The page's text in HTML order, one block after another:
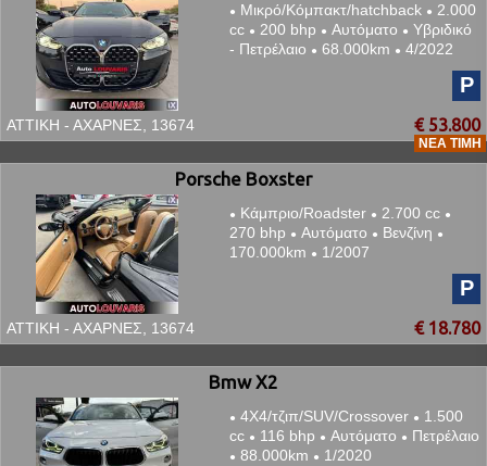
ΝΈΑ ΤΙΜΉ
● Μικρό/Κόμπακτ/hatchback ● 2.000
cc ● 200 bhp ● Αυτόματο ● Υβριδικό
- Πετρέλαιο ● 68.000km ● 4/2022
P
ΑΤΤΙΚΗ - ΑΧΑΡΝΕΣ, 13674 € 53.800
Porsche Boxster
● Κάμπριο/Roadster ● 2.700 cc ●
270 bhp ● Αυτόματο ● Βενζίνη ●
170.000km ● 1/2007
P
ΑΤΤΙΚΗ - ΑΧΑΡΝΕΣ, 13674 € 18.780
Bmw X2
● 4Χ4/τζιπ/SUV/Crossover ● 1.500
cc ● 116 bhp ● Αυτόματο ● Πετρέλαιο
● 88.000km ● 1/2020